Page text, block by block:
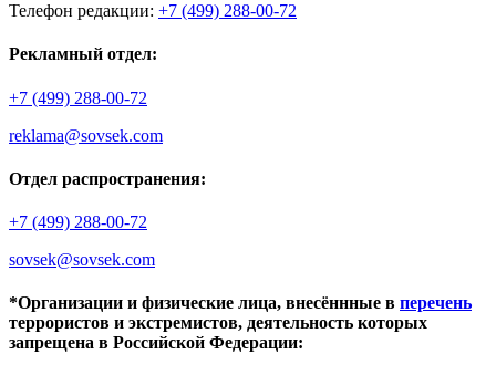
Телефон редакции: +7 (499) 288-00-72
Рекламный отдел:
+7 (499) 288-00-72
reklama@sovsek.com
Отдел распространения:
+7 (499) 288-00-72
sovsek@sovsek.com
*Организации и физические лица, внесённные в перечень
террористов и экстремистов, деятельность которых
запрещена в Российской Федерации: